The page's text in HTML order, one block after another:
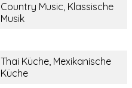
Country Music, Klassische
Musik
Thai Küche, Mexikanische
Küche